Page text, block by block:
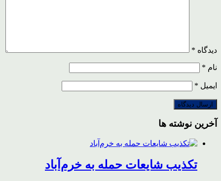
دیدگاه *
نام *
ایمیل *
آخرین نوشته ها
تکذیب شایعات حمله به خرم‌آباد